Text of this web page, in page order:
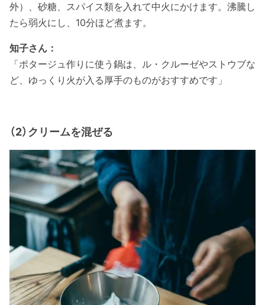
外）、砂糖、スパイス類を入れて中火にかけます。沸騰し
たら弱火にし、10分ほど煮ます。
知子さん：
「ポタージュ作りに使う鍋は、ル・クルーゼやストウブな
ど、ゆっくり火が入る厚手のものがおすすめです」
（2）クリームを混ぜる